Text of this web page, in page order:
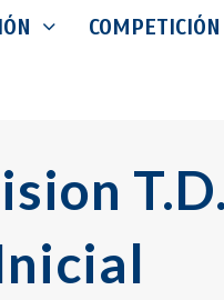
COMPETICIÓN